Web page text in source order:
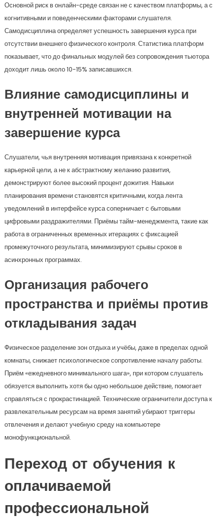
Основной риск в онлайн-среде связан не с качеством платформы, а с
когнитивными и поведенческими факторами слушателя.
Самодисциплина определяет успешность завершения курса при
отсутствии внешнего физического контроля. Статистика платформ
показывает, что до финальных модулей без сопровождения тьютора
доходит лишь около 10-15% записавшихся.
Влияние самодисциплины и
внутренней мотивации на
завершение курса
Слушатели, чья внутренняя мотивация привязана к конкретной
карьерной цели, а не к абстрактному желанию развития,
демонстрируют более высокий процент дожития. Навыки
планирования времени становятся критичными, когда лента
уведомлений в интерфейсе курса соперничает с бытовыми
цифровыми раздражителями. Приёмы тайм-менеджмента, такие как
работа в ограниченных временных итерациях с фиксацией
промежуточного результата, минимизируют срывы сроков в
асинхронных программах.
Организация рабочего
пространства и приёмы против
откладывания задач
Физическое разделение зон отдыха и учёбы, даже в пределах одной
комнаты, снижает психологическое сопротивление началу работы.
Приём «ежедневного минимального шага», при котором слушатель
обязуется выполнить хотя бы одно небольшое действие, помогает
справляться с прокрастинацией. Технические ограничители доступа к
развлекательным ресурсам на время занятий убирают триггеры
отвлечения и делают учебную среду на компьютере
монофункциональной.
Переход от обучения к
оплачиваемой
профессиональной